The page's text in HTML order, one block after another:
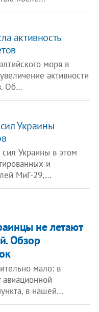
активность
моря в
активности
Об…
Украины
Украины в этом
и
МиГ-29,…
не летают
Обзор
мало: в
в нашей…